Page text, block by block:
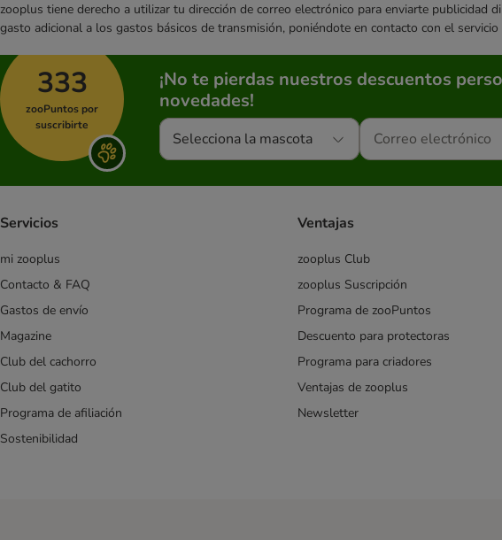
Sin cereales
Hipoalergénica y gastrointestinal
Natural
Prensada en frío
Comida deshidratada
Light
Vegetariana y vegana
Cachorros
Sénior
Razas pequeñas (Small y Mini)
Cordero
Salmón
Pienso barato para perros
Especial criadores
Affinity Advance
Affinity Advance Veterinary Diets
Affinity Brekkies
zooplus tiene derecho a utilizar tu dirección de correo electrónico para enviarte
gasto adicional a los gastos básicos de transmisión, poniéndote en contacto con el
333
zooPuntos por
suscribirte
¡No te pierdas nuestros descuentos
novedades!
Selecciona la mascota
Servicios
mi zooplus
Contacto & FAQ
Gastos de envío
Magazine
Club del cachorro
Club del gatito
Programa de afiliación
Sostenibilidad
Ventajas
zooplus Club
zooplus Suscripción
Programa de zooPuntos
Descuento para protectoras
Programa para criadores
Ventajas de zooplus
Newsletter